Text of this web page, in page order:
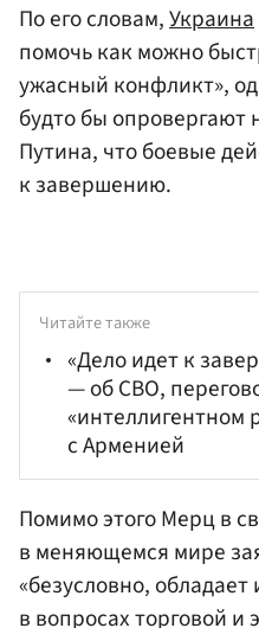
По его словам,Украина
помочь как можно
ужасный конфликт»,
будто бы опровергают
Путина, что боевые
к завершению.
Читайте также
«Дело идет к
— об СВО,
«интеллигентном
с Арменией
Помимо этого Мерц в
в меняющемся мире
«безусловно,
в вопросах торговой